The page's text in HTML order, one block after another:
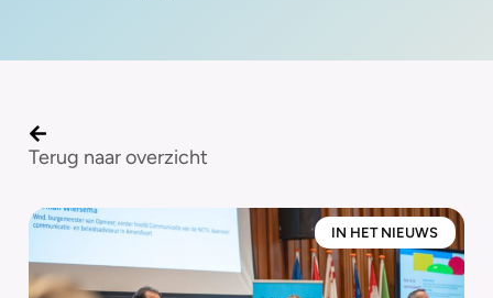
Terug naar overzicht
IN HET NIEUWS